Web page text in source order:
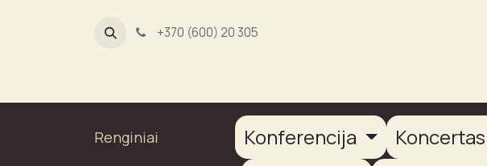
+370 (600) 20 305
Renginiai Konferencija Koncertas